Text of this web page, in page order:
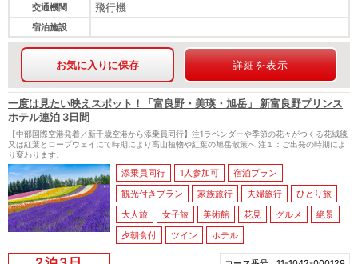
交通機関 飛行機
宿泊施設
お気に入りに保存 詳細を表示
一度は見たい映えスポット！「富良野・美瑛・旭岳」 新富良野プリンス
ホテル連泊 3日間
【中部国際空港発着／新千歳空港から添乗員同行】注1ラベンダーや季節の花々がつくる花絨毯
又は紅葉とロープウェイにて時期により高山植物や紅葉の旭岳散策へ 注１：ご出発の時期によ
り変わります。
添乗員同行 1人参加可
宿泊プラン
観光付きプラン
家族旅行 夫婦旅行
ひとり旅
大人旅
女子旅 美術館 花見 グルメ
絶景
夕朝食付
ツイン ホテル